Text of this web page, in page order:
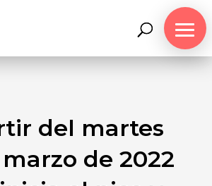
del martes
de 2022